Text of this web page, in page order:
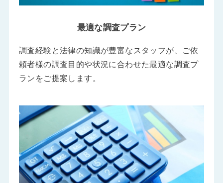
最適な調査プラン
調査経験と法律の知識が豊富なスタッフが、ご依
頼者様の調査目的や状況に合わせた最適な調査プ
ランをご提案します。